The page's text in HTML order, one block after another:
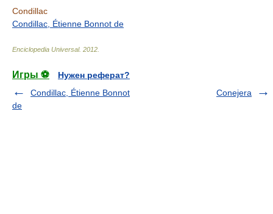
Condillac
Condillac, Étienne Bonnot de
Enciclopedia Universal. 2012
Игры ⚽
Нужен реферат?
Condillac, Étienne Bonnot
de
Conejera